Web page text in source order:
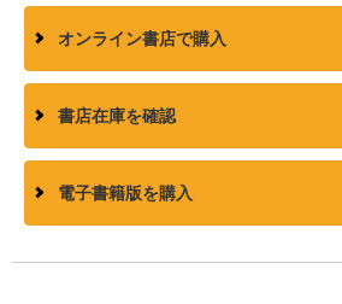
オンライン書店で購入
書店在庫を確認
電子書籍版を購入